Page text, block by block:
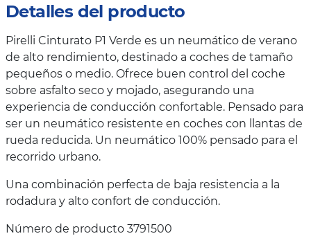
Detalles del producto
Pirelli Cinturato P1 Verde es un neumático de verano
de alto rendimiento, destinado a coches de tamaño
pequeños o medio. Ofrece buen control del coche
sobre asfalto seco y mojado, asegurando una
experiencia de conducción confortable. Pensado para
ser un neumático resistente en coches con llantas de
rueda reducida. Un neumático 100% pensado para el
recorrido urbano.
Una combinación perfecta de baja resistencia a la
rodadura y alto confort de conducción.
Número de producto 3791500